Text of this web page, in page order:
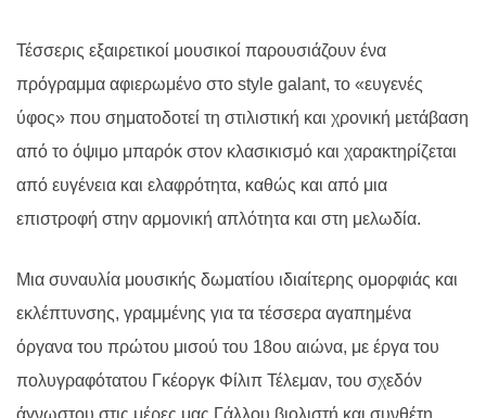
Τέσσερις εξαιρετικοί μουσικοί παρουσιάζουν ένα
πρόγραμμα αφιερωμένο στο style galant, το «ευγενές
ύφος» που σηματοδοτεί τη στιλιστική και χρονική μετάβαση
από το όψιμο μπαρόκ στον κλασικισμό και χαρακτηρίζεται
από ευγένεια και ελαφρότητα, καθώς και από μια
επιστροφή στην αρμονική απλότητα και στη μελωδία.
Μια συναυλία μουσικής δωματίου ιδιαίτερης ομορφιάς και
εκλέπτυνσης, γραμμένης για τα τέσσερα αγαπημένα
όργανα του πρώτου μισού του 18ου αιώνα, με έργα του
πολυγραφότατου Γκέοργκ Φίλιπ Τέλεμαν, του σχεδόν